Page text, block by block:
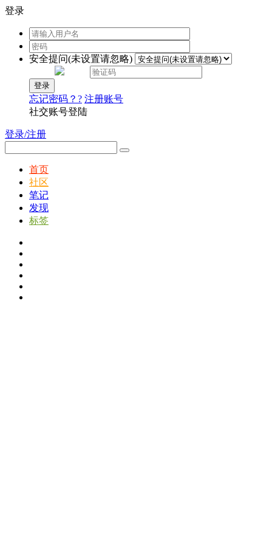
登录
安全提问(未设置请忽略)
登录
忘记密码？? 注册账号
社交账号登陆
登录/注册
首页
社区
笔记
发现
标签